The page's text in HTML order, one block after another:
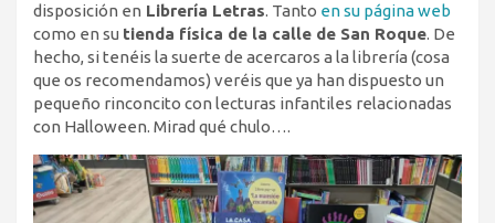
disposición en Librería Letras. Tanto en su página web
como en su tienda física de la calle de San Roque. De
hecho, si tenéis la suerte de acercaros a la librería (cosa
que os recomendamos) veréis que ya han dispuesto un
pequeño rinconcito con lecturas infantiles relacionadas
con Halloween. Mirad qué chulo….